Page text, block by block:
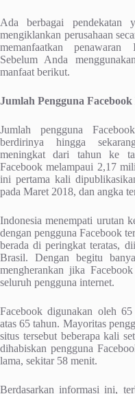
Ada berbagai pendekatan
mengiklankan perusahaan
memanfaatkan penawaran
Sebelum Anda
manfaat berikut.
Jumlah Pengguna
Jumlah pengguna
berdirinya hingga
meningkat dari tahun ke
Facebook melampaui 2,17
ini pertama kali
pada Maret 2018, dan angka
Indonesia menempati urutan
dengan pengguna Facebook
berada di peringkat teratas,
Brasil. Dengan begitu
mengherankan jika
seluruh pengguna internet.
Facebook digunakan oleh
atas 65 tahun. Mayoritas
situs tersebut beberapa kali
dihabiskan pengguna
lama, sekitar 58 menit.
Berdasarkan informasi ini,